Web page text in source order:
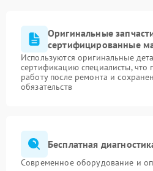
Оригинальные
сертифицированные
Используются оригинальные
сертификацию специалисты, что
работу после ремонта и
обязательств
Бесплатная
Современное оборудование и